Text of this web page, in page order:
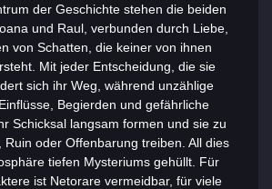
der Geschichte stehen die beiden
und Raul, verbunden durch Liebe,
von Schatten, die keiner von ihnen
Mit jeder Entscheidung, die sie
sich ihr Weg, während unzählige
Begierden und gefährliche
Schicksal langsam formen und sie zu
Ruin oder Offenbarung treiben. All dies
tiefen Mysteriums gehüllt. Für
ist Netorare vermeidbar, für viele